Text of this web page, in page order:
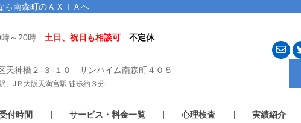
ら南森町のＡＸＩＡへ
時～20時 土日、祝日も相談可 不定休
天神橋２-３-１０ サンハイム南森町４０５
、JＲ大阪天満宮駅 徒歩約３分
付時間 サービス・料金一覧 心理検査 実績紹介